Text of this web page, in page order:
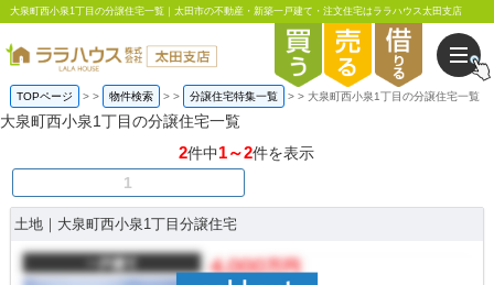
大泉町西小泉1丁目の分譲住宅一覧｜太田市の不動産・新築一戸建て・注文住宅はララハウス太田支店
TOPページ > 物件検索 > 分譲住宅特集一覧 > 大泉町西小泉1丁目の分譲住宅一覧
大泉町西小泉1丁目の分譲住宅一覧
2件中1～2件を表示
1
土地｜大泉町西小泉1丁目分譲住宅